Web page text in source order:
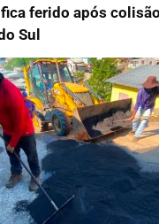
ferido após
Sul